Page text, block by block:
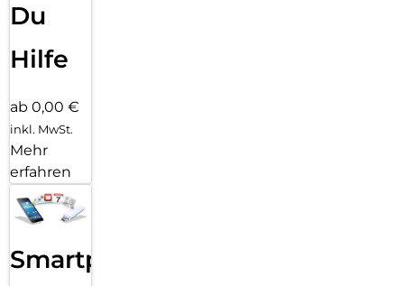
Du
Hilfe
ab 0,00 €
inkl. MwSt.
Mehr
erfahren
Smartphone